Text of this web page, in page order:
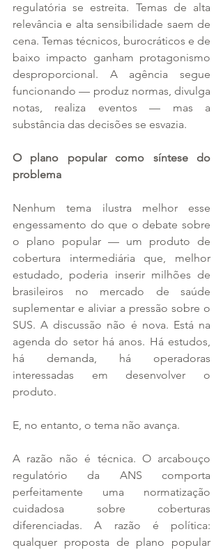
regulatória se estreita. Temas de alta
relevância e alta sensibilidade saem de
cena. Temas técnicos, burocráticos e de
baixo impacto ganham protagonismo
desproporcional. A agência segue
funcionando — produz normas, divulga
notas, realiza eventos — mas a
substância das decisões se esvazia.
O plano popular como síntese do
problema
Nenhum tema ilustra melhor esse
engessamento do que o debate sobre
o plano popular — um produto de
cobertura intermediária que, melhor
estudado, poderia inserir milhões de
brasileiros no mercado de saúde
suplementar e aliviar a pressão sobre o
SUS. A discussão não é nova. Está na
agenda do setor há anos. Há estudos,
há demanda, há operadoras
interessadas em desenvolver o
produto.
E, no entanto, o tema não avança.
A razão não é técnica. O arcabouço
regulatório da ANS comporta
perfeitamente uma normatização
cuidadosa sobre coberturas
diferenciadas. A razão é política:
qualquer proposta de plano popular